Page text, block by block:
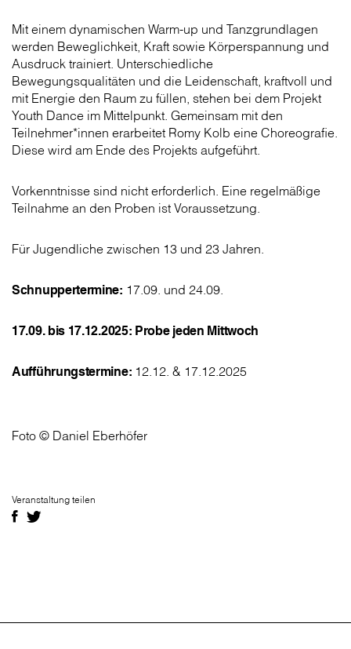
Mit einem dynamischen Warm-up und Tanzgrundlagen
werden Beweglichkeit, Kraft sowie Körperspannung und
Ausdruck trainiert. Unterschiedliche
Bewegungsqualitäten und die Leidenschaft, kraftvoll und
mit Energie den Raum zu füllen, stehen bei dem Projekt
Youth Dance im Mittelpunkt. Gemeinsam mit den
Teilnehmer*innen erarbeitet Romy Kolb eine Choreografie.
Diese wird am Ende des Projekts aufgeführt.
Vorkenntnisse sind nicht erforderlich. Eine regelmäßige
Teilnahme an den Proben ist Voraussetzung.
Für Jugendliche zwischen 13 und 23 Jahren.
Schnuppertermine: 17.09. und 24.09.
17.09. bis 17.12.2025: Probe jeden Mittwoch
Aufführungstermine: 12.12. & 17.12.2025
Foto © Daniel Eberhöfer
Veranstaltung teilen